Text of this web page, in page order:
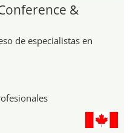
&
de especialistas en